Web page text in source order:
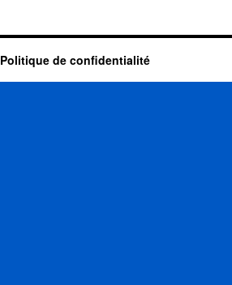
Politique de confidentialité